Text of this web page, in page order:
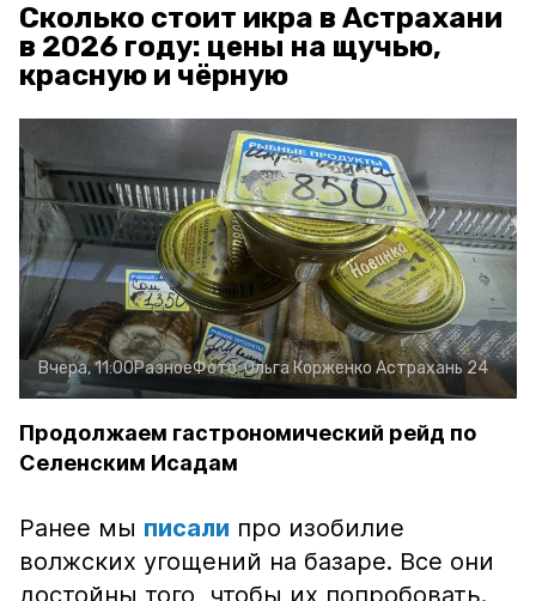
Сколько стоит икра в Астрахани
в 2026 году: цены на щучью,
красную и чёрную
Вчера, 11:00РазноеФото:Ольга Корженко Астрахань 24
Продолжаем гастрономический рейд по
Селенским Исадам
Ранее мы писали про изобилие
волжских угощений на базаре. Все они
достойны того, чтобы их попробовать.